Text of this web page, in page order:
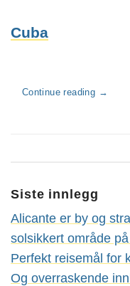
Cuba
Continue reading →
Siste innlegg
Alicante er by og
solsikkert område
Perfekt reisemål for
Og overraskende